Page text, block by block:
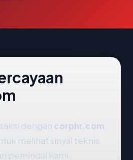
dengan corphr.com
melihat sinyal teknis
pemindai kami.